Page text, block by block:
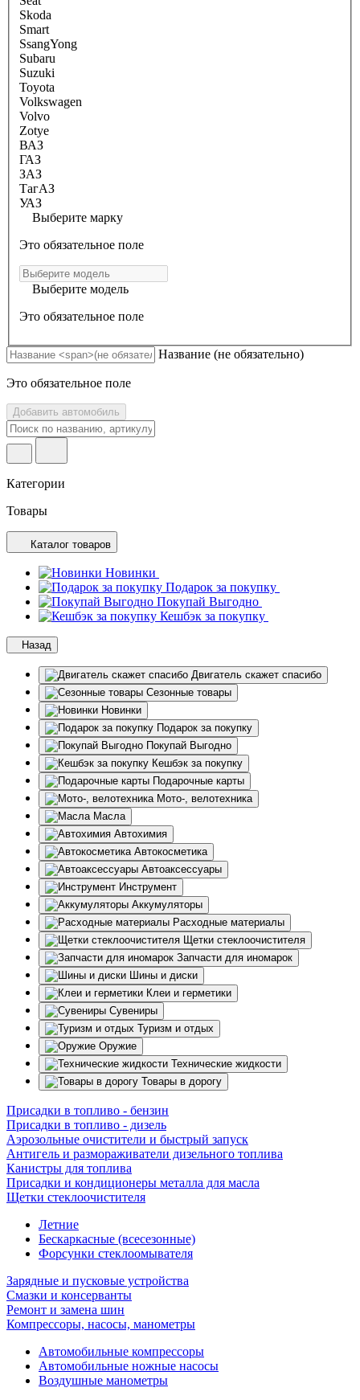
Skoda
Smart
SsangYong
Subaru
Suzuki
Toyota
Volkswagen
Volvo
Zotye
ВАЗ
ГАЗ
ЗАЗ
ТагАЗ
УАЗ
Выберите марку
Это обязательное поле
Выберите модель
Это обязательное поле
Название (не обязательно)
Это обязательное поле
Добавить автомобиль
Категории
Товары
Каталог товаров
Новинки
Подарок за покупку
Покупай Выгодно
Кешбэк за покупку
Назад
Двигатель скажет спасибо
Сезонные товары
Новинки
Подарок за покупку
Покупай Выгодно
Кешбэк за покупку
Подарочные карты
Мото-, велотехника
Масла
Автохимия
Автокосметика
Автоаксессуары
Инструмент
Аккумуляторы
Расходные материалы
Щетки стеклоочистителя
Запчасти для иномарок
Шины и диски
Клеи и герметики
Сувениры
Туризм и отдых
Оружие
Технические жидкости
Товары в дорогу
Присадки в топливо - бензин
Присадки в топливо - дизель
Аэрозольные очистители и быстрый запуск
Антигель и размораживатели дизельного топлива
Канистры для топлива
Присадки и кондиционеры металла для масла
Щетки стеклоочистителя
Летние
Бескаркасные (всесезонные)
Форсунки стеклоомывателя
Зарядные и пусковые устройства
Смазки и консерванты
Ремонт и замена шин
Компрессоры, насосы, манометры
Автомобильные компрессоры
Автомобильные ножные насосы
Воздушные манометры